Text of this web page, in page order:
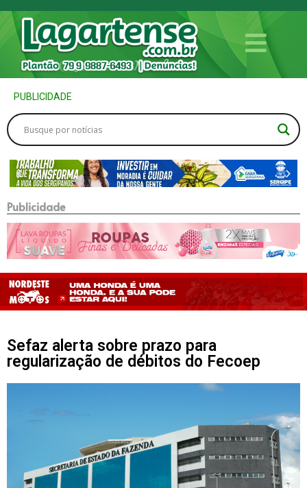
PUBLICIDADE
Publicidade
Sefaz alerta sobre prazo para
regularização de débitos do Fecoep